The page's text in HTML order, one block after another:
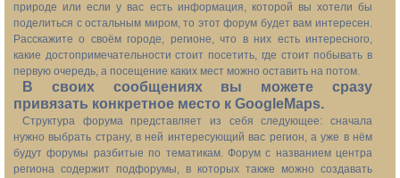
природе или если у вас есть информация, которой вы хотели бы
поделиться с остальным миром, то этот форум будет вам интересен.
Расскажите о своём городе, регионе, что в них есть интересного,
какие достопримечательности стоит посетить, где стоит побывать в
первую очередь, а посещение каких мест можно оставить на потом.
В своих сообщениях вы можете сразу
привязать конкретное место к GoogleMaps.
Структура форума представляет из себя следующее: сначала
нужно выбрать страну, в ней интересующий вас регион, а уже в нём
будут форумы разбитые по тематикам. Форум с названием центра
региона содержит подфорумы, в которых также можно создавать